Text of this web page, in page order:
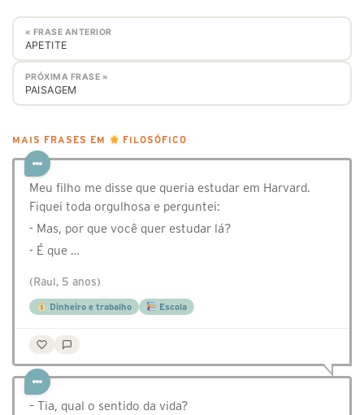
« FRASE ANTERIOR
APETITE
PRÓXIMA FRASE »
PAISAGEM
MAIS FRASES EM FILOSÓFICO
Meu filho me disse que queria estudar em Harvard.
Fiquei toda orgulhosa e perguntei:
- Mas, por que você quer estudar lá?
- É que …
(Raul, 5 anos)
Dinheiro e trabalho Escola
– Tia, qual o sentido da vida?